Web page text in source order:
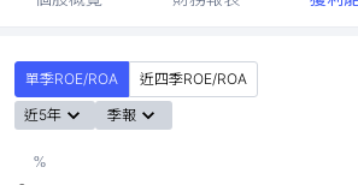
單季ROE/ROA
近四季ROE/ROA
近5年
季報